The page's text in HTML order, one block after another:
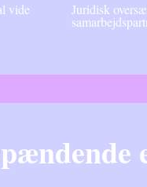
vide Juridisk